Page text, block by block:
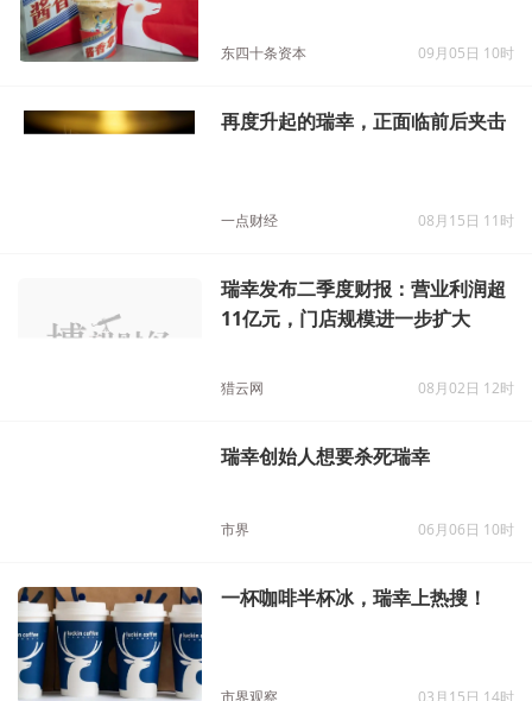
东四十条资本 09月05日 10时
再度升起的瑞幸，正面临前后夹击
一点财经 08月15日 11时
瑞幸发布二季度财报：营业利润超
11亿元，门店规模进一步扩大
猎云网 08月02日 12时
瑞幸创始人想要杀死瑞幸
市界 06月06日 10时
一杯咖啡半杯冰，瑞幸上热搜！
市界观察 03月15日 14时